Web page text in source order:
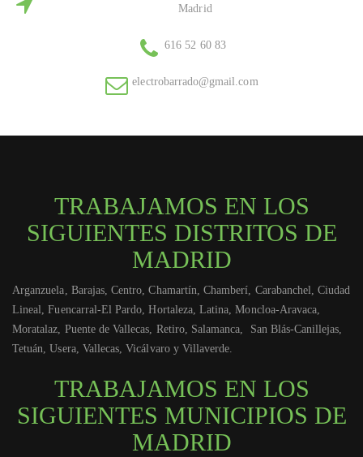
Madrid
616 52 60 83
electrobarrado@gmail.com
TRABAJAMOS EN LOS
SIGUIENTES DISTRITOS DE
MADRID
Arganzuela, Barajas, Centro, Chamartín, Chamberí, Carabanchel, Ciudad
Lineal, Fuencarral-El Pardo, Hortaleza, Latina, Moncloa-Aravaca,
Moratalaz, Puente de Vallecas, Retiro, Salamanca, San Blás-Canillejas,
Tetuán, Usera, Vallecas, Vicálvaro y Villaverde.
TRABAJAMOS EN LOS
SIGUIENTES MUNICIPIOS DE
MADRID